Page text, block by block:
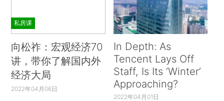
私房课
向松祚：宏观经济70
讲，带你了解国内外
经济大局
2022年04月06日
In Depth: As
Tencent Lays Off
Staff, Is Its ‘Winter’
Approaching?
2022年04月01日